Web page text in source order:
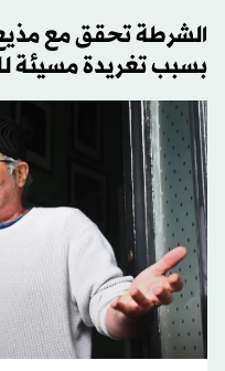
الشرطة تحقق مع
بسبب تغريدة مسيئة